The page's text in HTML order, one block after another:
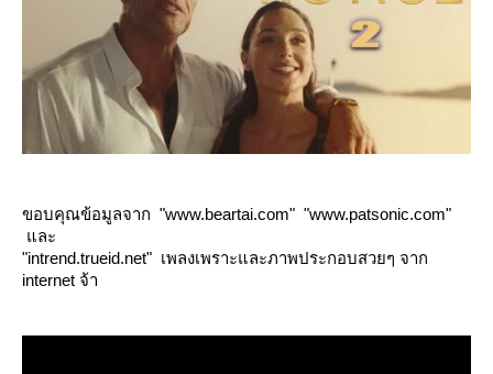
ขอบคุณข้อมูลจาก "www.beartai.com" "www.patsonic.com"
ละ
"intrend.trueid.net" เพลงเพราะและภาพประกอบสวยๆ จาก
internet จ้า